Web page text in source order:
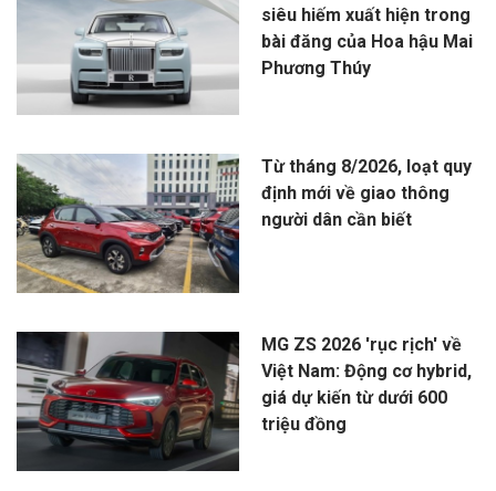
siêu hiếm xuất hiện trong
bài đăng của Hoa hậu Mai
Phương Thúy
Từ tháng 8/2026, loạt quy
định mới về giao thông
người dân cần biết
MG ZS 2026 'rục rịch' về
Việt Nam: Động cơ hybrid,
giá dự kiến từ dưới 600
triệu đồng